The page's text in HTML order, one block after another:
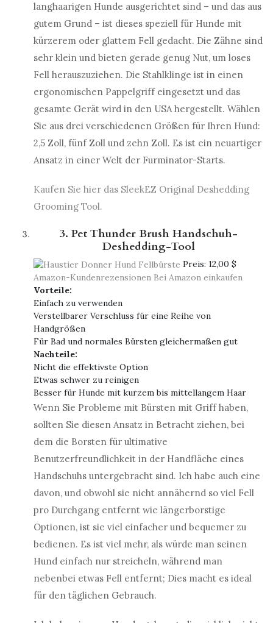
langhaarigen Hunde ausgerichtet sind – und das aus
gutem Grund – ist dieses speziell für Hunde mit
kürzerem oder glattem Fell gedacht. Die Zähne sind
sehr klein und bieten gerade genug Nut, um loses
Fell herauszuziehen. Die Stahlklinge ist in einen
ergonomischen Pappelgriff eingesetzt und das
gesamte Gerät wird in den USA hergestellt. Wählen
Sie aus drei verschiedenen Größen für Ihren Hund:
2,5 Zoll, fünf Zoll und zehn Zoll. Es ist ein neuartiger
Ansatz in einer Welt der Furminator-Starts.
Kaufen Sie hier das SleekEZ Original Deshedding
Grooming Tool.
3. Pet Thunder Brush Handschuh-
Deshedding-Tool
Preis: 12,00 $
Amazon-Kundenrezensionen Bei Amazon einkaufen
Vorteile:
Einfach zu verwenden
Verstellbarer Verschluss für eine Reihe von
Handgrößen
Für Bad und normales Bürsten gleichermaßen gut
Nachteile:
Nicht die effektivste Option
Etwas schwer zu reinigen
Besser für Hunde mit kurzem bis mittellangem Haar
Wenn Sie Probleme mit Bürsten mit Griff haben,
sollten Sie diesen Ansatz in Betracht ziehen, bei
dem die Borsten für ultimative
Benutzerfreundlichkeit in der Handfläche eines
Handschuhs untergebracht sind. Ich habe auch eine
davon, und obwohl sie nicht annähernd so viel Fell
pro Durchgang entfernt wie längerborstige
Optionen, ist sie viel einfacher und bequemer zu
bedienen. Es ist viel mehr, als würde man seinen
Hund einfach nur streicheln, während man
nebenbei etwas Fell entfernt; Dies macht es ideal
für den täglichen Gebrauch.